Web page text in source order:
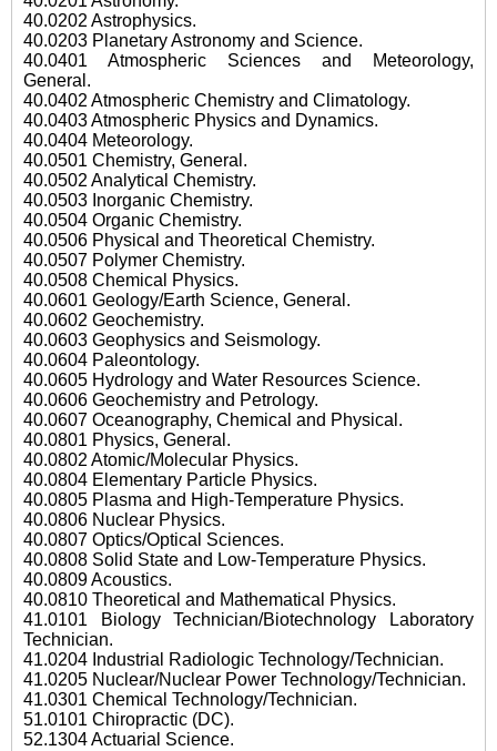
40.0202 Astrophysics.
40.0203 Planetary Astronomy and Science.
40.0401 Atmospheric Sciences and Meteorology,
General.
40.0402 Atmospheric Chemistry and Climatology.
40.0403 Atmospheric Physics and Dynamics.
40.0404 Meteorology.
40.0501 Chemistry, General.
40.0502 Analytical Chemistry.
40.0503 Inorganic Chemistry.
40.0504 Organic Chemistry.
40.0506 Physical and Theoretical Chemistry.
40.0507 Polymer Chemistry.
40.0508 Chemical Physics.
40.0601 Geology/Earth Science, General.
40.0602 Geochemistry.
40.0603 Geophysics and Seismology.
40.0604 Paleontology.
40.0605 Hydrology and Water Resources Science.
40.0606 Geochemistry and Petrology.
40.0607 Oceanography, Chemical and Physical.
40.0801 Physics, General.
40.0802 Atomic/Molecular Physics.
40.0804 Elementary Particle Physics.
40.0805 Plasma and High-Temperature Physics.
40.0806 Nuclear Physics.
40.0807 Optics/Optical Sciences.
40.0808 Solid State and Low-Temperature Physics.
40.0809 Acoustics.
40.0810 Theoretical and Mathematical Physics.
41.0101 Biology Technician/Biotechnology Laboratory
Technician.
41.0204 Industrial Radiologic Technology/Technician.
41.0205 Nuclear/Nuclear Power Technology/Technician.
41.0301 Chemical Technology/Technician.
51.0101 Chiropractic (DC).
52.1304 Actuarial Science.